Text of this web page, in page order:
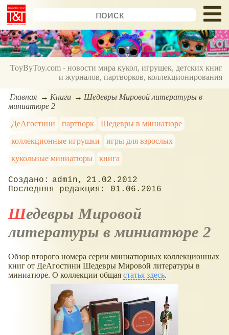
ToyByToy.com - новости мира кукол, игрушек, детских книг
и журналов, партворков, коллекционирования
Главная Книги
Шедевры Мировой литературы в
миниатюре 2
ДеАгостини
партворк
Шедевры в миниатюре
коллекционные игрушки
игры для взрослых
кукольные миниатюры
книга
admin
21.02.2012
01.06.2016
Шедевры Мировой
литературы в миниатюре 2
Обзор второго номера серии миниатюрных коллекционных
книг от ДеАгостини Шедевры Мировой литературы в
миниатюре. О коллекции общая статья здесь.